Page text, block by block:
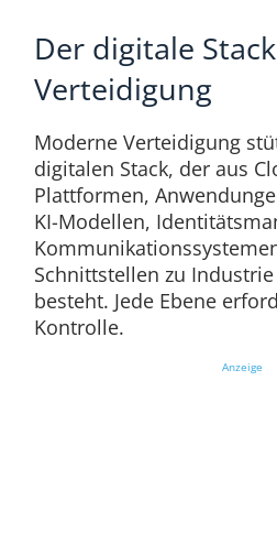
Der digitale
Verteidigung
Moderne Verteidigung
digitalen Stack, der aus
Plattformen,
KI-Modellen,
Schnittstellen zu
besteht. Jede Ebene
Kontrolle.
Anzeige